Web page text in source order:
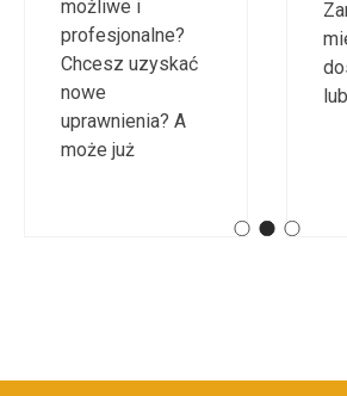
jest dla Ciebie!
Zarezerwuj swoje
miejsce na kursie
doskonalącym
lub